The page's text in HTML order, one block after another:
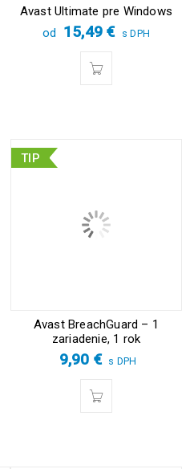
Avast Ultimate pre Windows
od
15,49€ s DPH
TIP
Avast BreachGuard – 1
zariadenie, 1 rok
9,90 € s DPH